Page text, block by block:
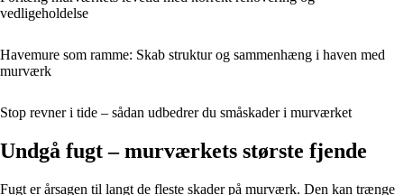
vedligeholdelse
Havemure som ramme: Skab struktur og sammenhæng i haven med
murværk
Stop revner i tide – sådan udbedrer du småskader i murværket
Undgå fugt – murværkets største fjende
Fugt er årsagen til langt de fleste skader på murværk. Den kan trænge